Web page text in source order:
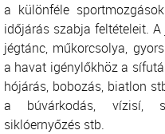
a különféle
időjárás szabja feltételeit.
jégtánc, műkorcsolya,
a havat igénylőkhöz a
hójárás, bobozás, biatlon
a búvárkodás, vízisí,
siklóernyőzés stb.